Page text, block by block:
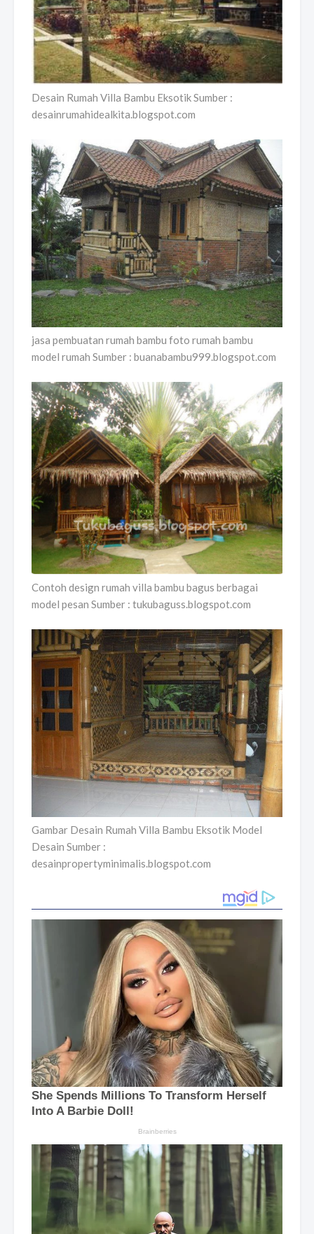
Desain Rumah Villa Bambu Eksotik Sumber :
desainrumahidealkita.blogspot.com
jasa pembuatan rumah bambu foto rumah bambu
model rumah Sumber : buanabambu999.blogspot.com
Contoh design rumah villa bambu bagus berbagai
model pesan Sumber : tukubaguss.blogspot.com
Gambar Desain Rumah Villa Bambu Eksotik Model
Desain Sumber :
desainpropertyminimalis.blogspot.com